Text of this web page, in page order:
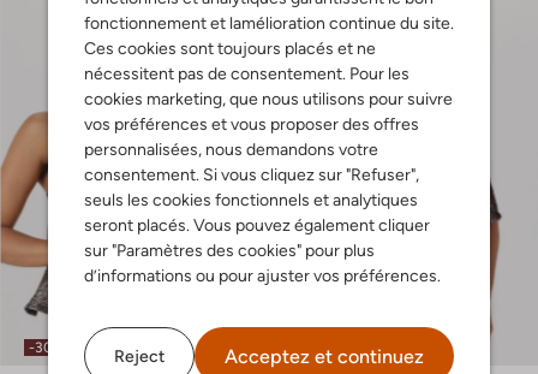
fonctionnement et lamélioration continue du site.
Ces cookies sont toujours placés et ne
nécessitent pas de consentement. Pour les
cookies marketing, que nous utilisons pour suivre
vos préférences et vous proposer des offres
personnalisées, nous demandons votre
consentement. Si vous cliquez sur "Refuser",
seuls les cookies fonctionnels et analytiques
seront placés. Vous pouvez également cliquer
sur "Paramètres des cookies" pour plus
d’informations ou pour ajuster vos préférences.
Reject Acceptez et continuez
-30% -30%